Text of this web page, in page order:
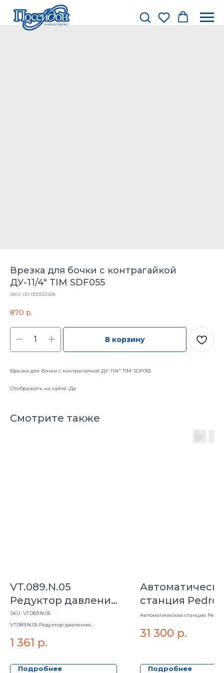
Врезка для бочки с контрагайкой
ДУ-11/4" TIM SDF055
SKU: 00-00002028
870 р.
В корзину
Врезка для бочки с контрагайкой ДУ-11/4" TIM SDF055
Отображать на сайте: Да
Смотрите также
VT.089.N.05
Редуктор давления
мембранный
регулируемый 3/4"
SKU: VT.089.N.05
VT.089.N.05 Редуктор давления
1 361 р.
Подробнее
станция
JSWm 2CX-24
Автоматическая станция
31 300 р.
Подробнее